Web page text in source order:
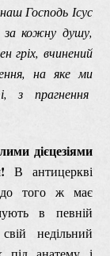
Господь Ісус
кожну душу,
гріх, вчинений
на яке ми
з прагнення
дієцезіями
В антицеркві
до того ж має
в певній
недільний